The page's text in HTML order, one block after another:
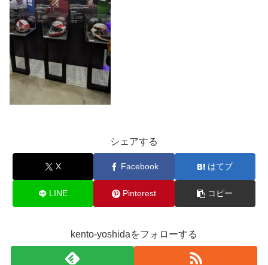
シェアする
X Facebook はてブ
LINE Pinterest コピー
kento-yoshidaをフォローする